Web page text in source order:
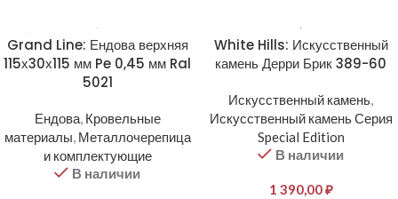
Grand Line: Ендова верхняя
115х30х115 мм Pe 0,45 мм Ral
5021
Ендова, Кровельные
материалы, Металлочерепица
и комплектующие
В наличии
White Hills: Искусственный
камень Дерри Брик 389-60
Искусственный камень,
Искусственный камень Серия
Special Edition
В наличии
1 390,00₽